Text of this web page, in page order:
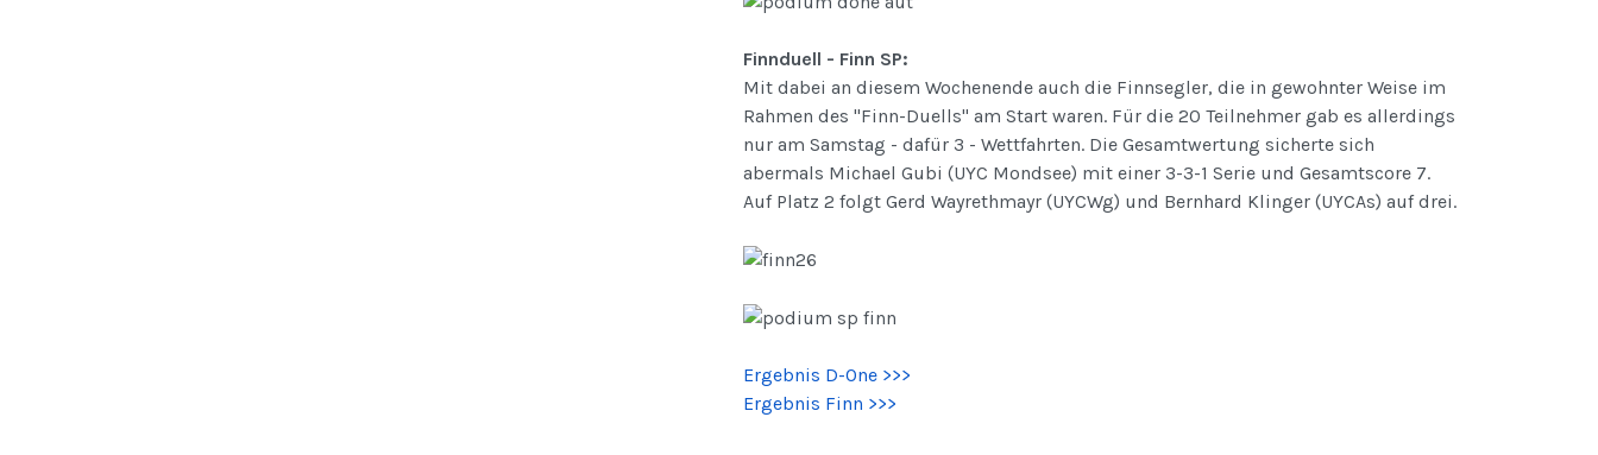
Finnduell - Finn SP:
Mit dabei an diesem Wochenende auch die Finnsegler, die in gewohnter Weise im
Rahmen des "Finn-Duells" am Start waren. Für die 20 Teilnehmer gab es allerdings
nur am Samstag - dafür 3 - Wettfahrten. Die Gesamtwertung sicherte sich
abermals Michael Gubi (UYC Mondsee) mit einer 3-3-1 Serie und Gesamtscore 7.
Auf Platz 2 folgt Gerd Wayrethmayr (UYCWg) und Bernhard Klinger (UYCAs) auf drei.
Ergebnis D-One >>>
Ergebnis Finn >>>